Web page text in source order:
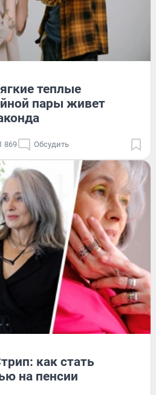
теплые
пары живет
869 Обсудить
как стать
на пенсии